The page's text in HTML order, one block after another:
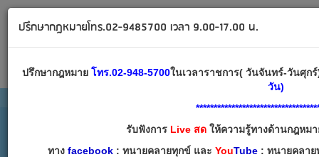
Email:decha007@decha.com
เข้าสู่ระบบ สมัครสมาชิก
ปรึกษากฎหมายโทร.02-9485700 เวลา 9.00-17.00 น.
ปรึกษากฎหมาย โทร.02-948-5700ในเวลาราชการ( วันจันทร์-วันศุ
วัน)
รับฟังการ Live สด ให้ความรู้ทางด้านกฎหม
ทาง facebook : ทนายคลายทุกข์ และ YouTube : ทนายคลา